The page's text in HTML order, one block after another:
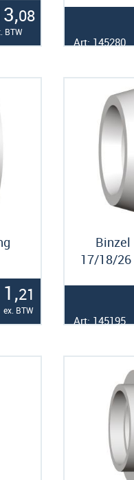
08
BTW
Art: 145280
1,21
ex. BTW
17/18/26
Art: 145195